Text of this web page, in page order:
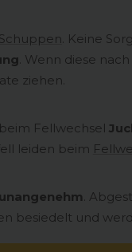
. Keine
. Wenn diese
ziehen.
Fellwechsel
leiden beim
.
besiedelt und